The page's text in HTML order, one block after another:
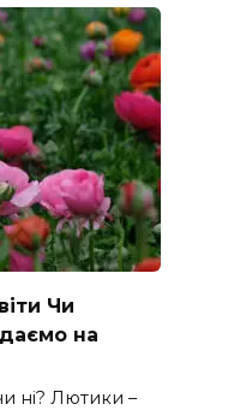
Чи
на
ні? Лютики –